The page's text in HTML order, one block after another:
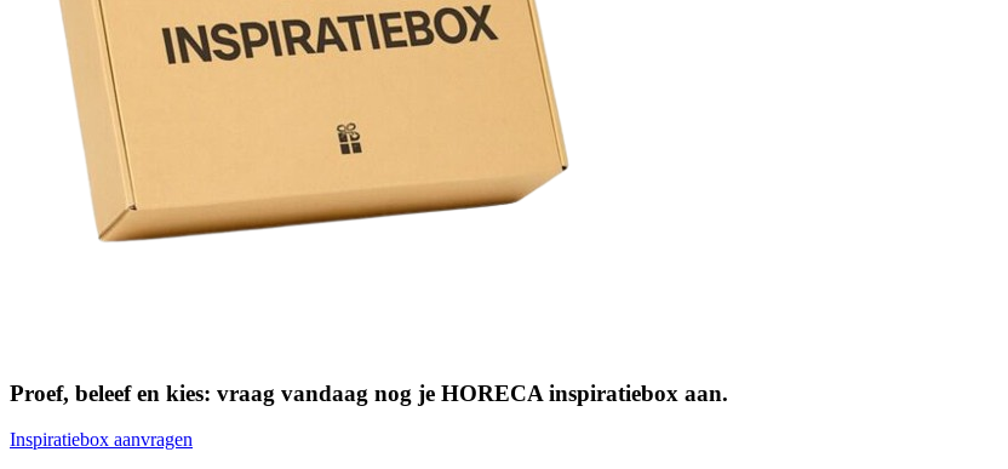
Proef, beleef en kies: vraag vandaag nog je HORECA inspiratiebox aan.
Inspiratiebox aanvragen